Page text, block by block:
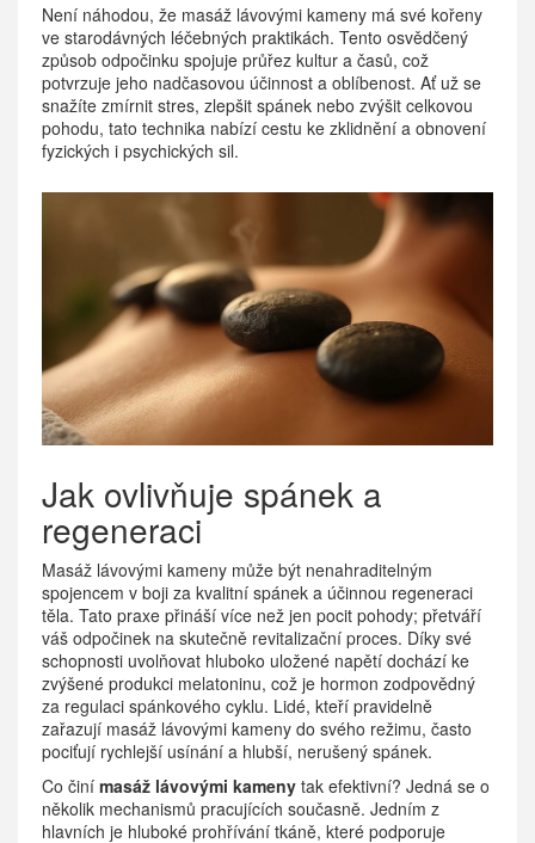
Není náhodou, že masáž lávovými kameny má své kořeny
ve starodávných léčebných praktikách. Tento osvědčený
způsob odpočinku spojuje průřez kultur a časů, což
potvrzuje jeho nadčasovou účinnost a oblíbenost. Ať už se
snažíte zmírnit stres, zlepšit spánek nebo zvýšit celkovou
pohodu, tato technika nabízí cestu ke zklidnění a obnovení
fyzických i psychických sil.
Jak ovlivňuje spánek a
regeneraci
Masáž lávovými kameny může být nenahraditelným
spojencem v boji za kvalitní spánek a účinnou regeneraci
těla. Tato praxe přináší více než jen pocit pohody; přetváří
váš odpočinek na skutečně revitalizační proces. Díky své
schopnosti uvolňovat hluboko uložené napětí dochází ke
zvýšené produkci melatoninu, což je hormon zodpovědný
za regulaci spánkového cyklu. Lidé, kteří pravidelně
zařazují masáž lávovými kameny do svého režimu, často
pociťují rychlejší usínání a hlubší, nerušený spánek.
Co činí masáž lávovými kameny tak efektivní? Jedná se o
několik mechanismů pracujících současně. Jedním z
hlavních je hluboké prohřívání tkáně, které podporuje